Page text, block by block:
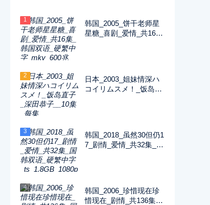
1
韩国_2005_饼干老师星
星糖_喜剧_爱情_共16集
2
日本_2003_姐妹情深ハ
コイリムスメ！_饭岛直
3
韩国_2018_虽然30但仍1
7_剧情_爱情_共32集_国
4
韩国_2006_珍惜现在珍
惜现在_剧情_共136集_